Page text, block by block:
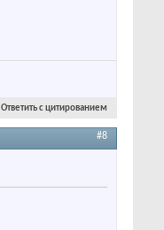
Ответить с цитированием
#8